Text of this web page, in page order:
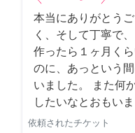
本当にありがとう
く、そして丁寧で
作ったら１ヶ月く
のに、あっという
いました。 また何
したいなとおもいま
依頼されたチケット